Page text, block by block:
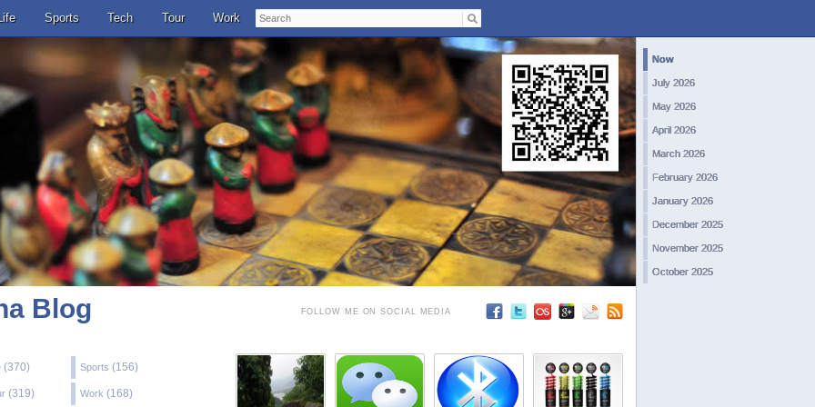
Sports Tech Tour Work
Now
July 2026
May 2026
April 2026
March 2026
February 2026
January 2026
December 2025
November 2025
October 2025
Search
Blog
(370) Sports (156)
(319) Work (168)
FOLLOW ME ON SOCIAL MEDIA